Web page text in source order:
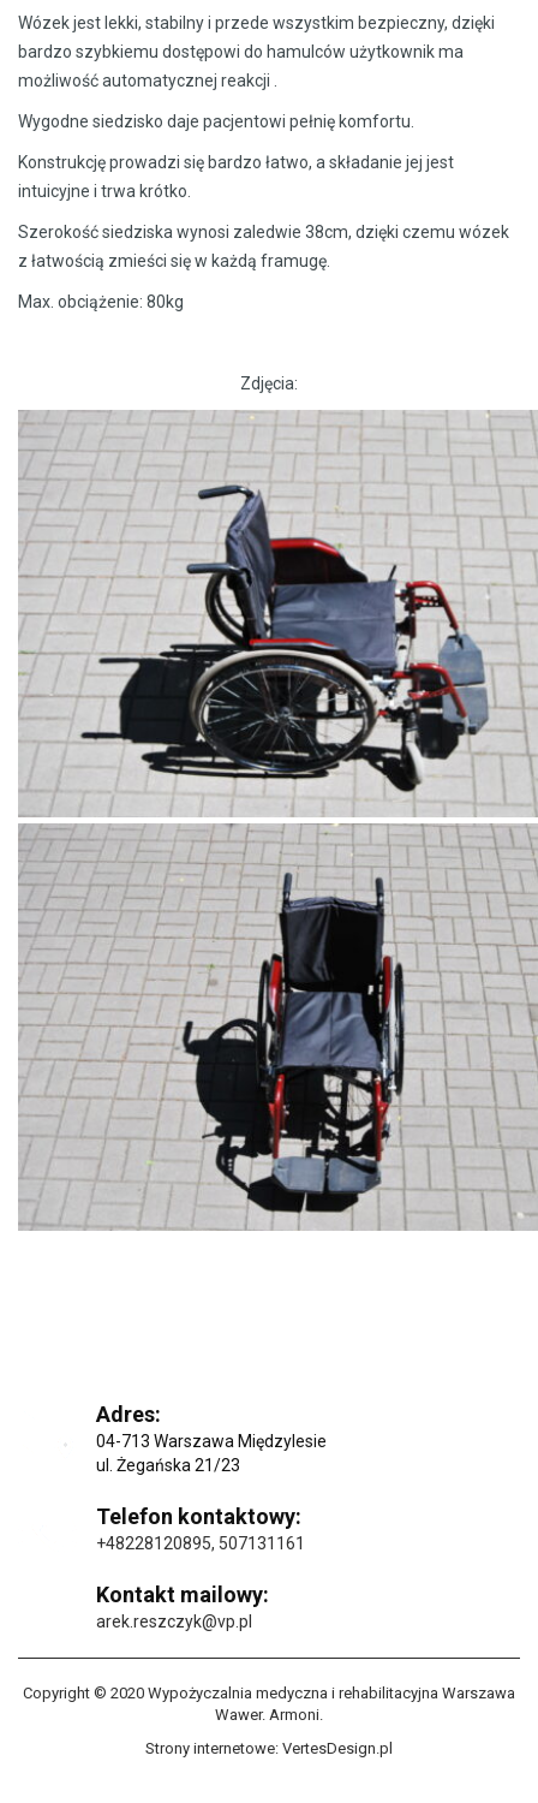
Wózek jest lekki, stabilny i przede wszystkim bezpieczny, dzięki
bardzo szybkiemu dostępowi do hamulców użytkownik ma
możliwość automatycznej reakcji .
Wygodne siedzisko daje pacjentowi pełnię komfortu.
Konstrukcję prowadzi się bardzo łatwo, a składanie jej jest
intuicyjne i trwa krótko.
Szerokość siedziska wynosi zaledwie 38cm, dzięki czemu wózek
z łatwością zmieści się w każdą framugę.
Max. obciążenie: 80kg
Zdjęcia:
Adres:
04-713 Warszawa Międzylesie
ul. Żegańska 21/23
Telefon kontaktowy:
+48228120895, 507131161
Kontakt mailowy:
arek.reszczyk@vp.pl
Copyright © 2020 Wypożyczalnia medyczna i rehabilitacyjna Warszawa
Wawer. Armoni.
Strony internetowe: VertesDesign.pl